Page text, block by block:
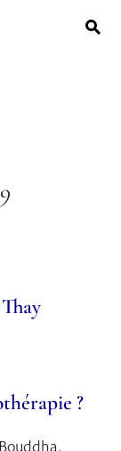
?